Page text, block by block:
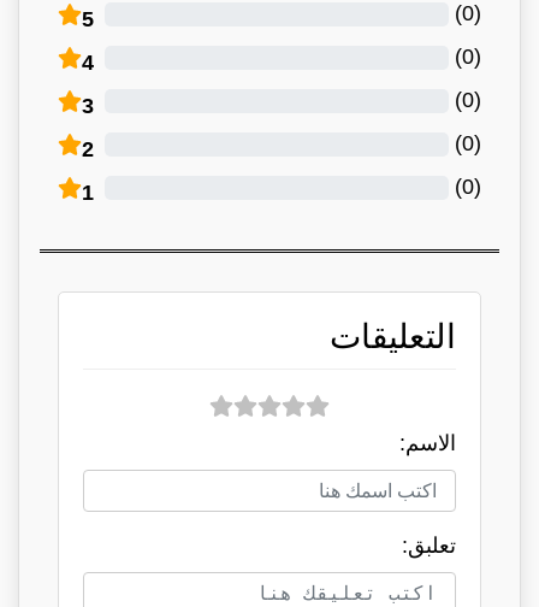
5 (
0
)
4 (
0
)
3 (
0
)
2 (
0
)
1 (
0
)
التعليقات
الاسم:
تعلبق: